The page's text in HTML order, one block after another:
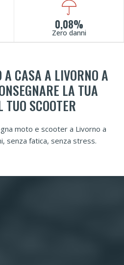
0,08%
Zero danni
A CASA A LIVORNO A
LA TUA
TUO SCOOTER
moto e scooter a Livorno a
senza fatica, senza stress.